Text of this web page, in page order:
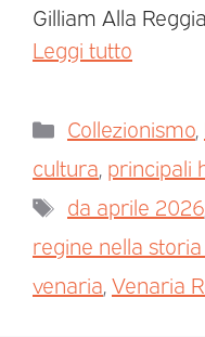
Gilliam Alla
Leggi tutto
Collezionismo,
cultura, principali
da aprile 2026
regine nella
venaria,Venaria